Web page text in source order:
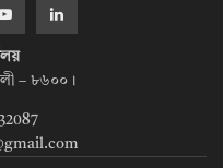
– ৮৬০০।